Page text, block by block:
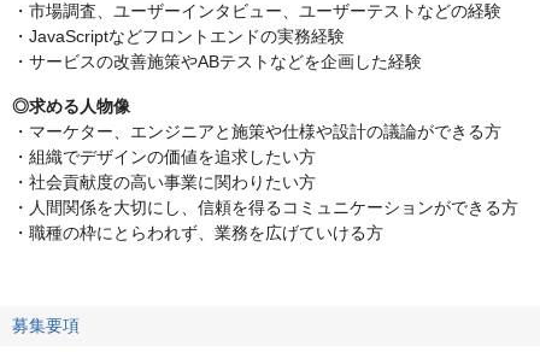
・市場調査、ユーザーインタビュー、ユーザーテストなどの経験
・JavaScriptなどフロントエンドの実務経験
・サービスの改善施策やABテストなどを企画した経験
◎求める人物像
・マーケター、エンジニアと施策や仕様や設計の議論ができる方
・組織でデザインの価値を追求したい方
・社会貢献度の高い事業に関わりたい方
・人間関係を大切にし、信頼を得るコミュニケーションができる方
・職種の枠にとらわれず、業務を広げていける方
募集要項